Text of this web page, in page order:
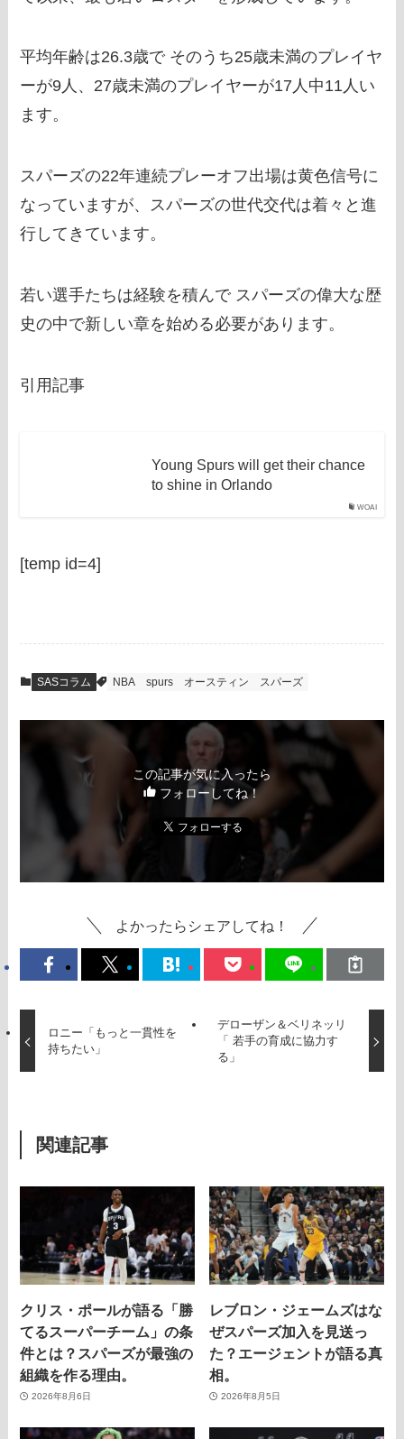
平均年齢は26.3歳で そのうち25歳未満のプレイヤ
ーが9人、27歳未満のプレイヤーが17人中11人い
ます。
スパーズの22年連続プレーオフ出場は黄色信号に
なっていますが、スパーズの世代交代は着々と進
行してきています。
若い選手たちは経験を積んで スパーズの偉大な歴
史の中で新しい章を始める必要があります。
引用記事
WOAI
Young Spurs will get their chance
to shine in Orlando
[temp id=4]
SASコラム NBA spurs オースティン スパーズ
この記事が気に入ったら
フォローしてね！
よかったらシェアしてね！
ロニー「もっと一貫性を
持ちたい」
デローザン＆ベリネッリ
「 若手の育成に協力す
る」
関連記事
クリス・ポールが語る「勝
てるスーパーチーム」の条
件とは？スパーズが最強の
組織を作る理由。
2026年8月6日
レブロン・ジェームズはな
ぜスパーズ加入を見送っ
た？エージェントが語る真
相。
2026年8月5日